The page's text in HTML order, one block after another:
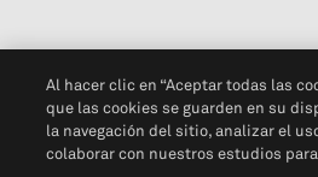
Al hacer clic en “Aceptar todas las
que las cookies se guarden en su
la navegación del sitio, analizar el
colaborar con nuestros estudios